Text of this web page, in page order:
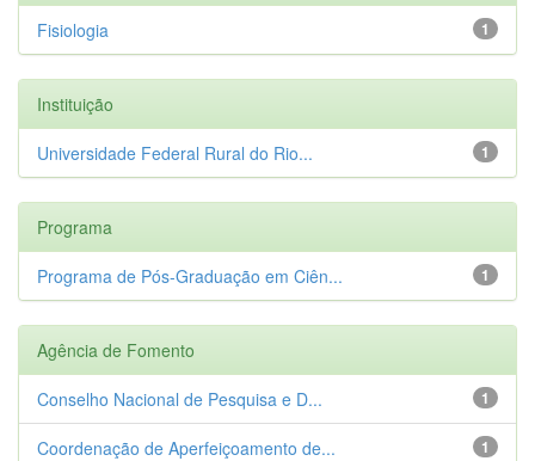
1
Fisiologia
Instituição
1
Universidade Federal Rural do Rio...
Programa
1
Programa de Pós-Graduação em Ciên...
Agência de Fomento
1
Conselho Nacional de Pesquisa e D...
1
Coordenação de Aperfeiçoamento de...